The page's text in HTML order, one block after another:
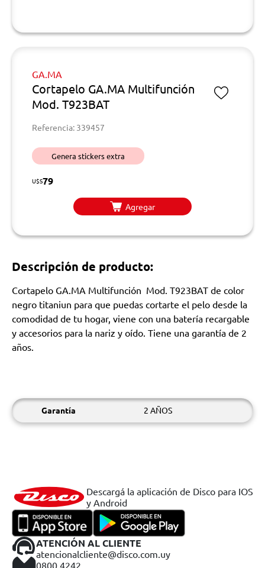
GA.MA
Cortapelo GA.MA Multifunción
Mod. T923BAT
Referencia: 339457
Genera stickers extra
U$S79
Agregar
Descripción de producto:
Cortapelo GA.MA Multifunción Mod. T923BAT de color
negro titaniun para que puedas cortarte el pelo desde la
comodidad de tu hogar, viene con una batería recargable
y accesorios para la nariz y oído. Tiene una garantía de 2
años.
Garantía 2 AÑOS
Descargá la aplicación de Disco para IOS
y Android
ATENCIÓN AL CLIENTE
atencionalcliente@disco.com.uy
0800 4242